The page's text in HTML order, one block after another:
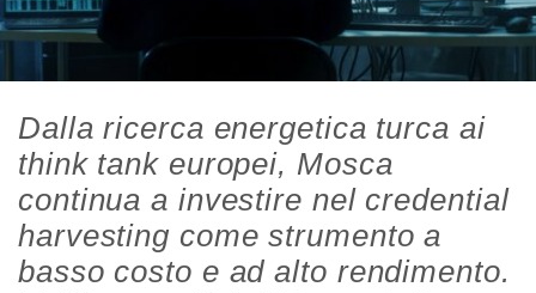
Dalla ricerca energetica turca ai
think tank europei, Mosca
continua a investire nel credential
harvesting come strumento a
basso costo e ad alto rendimento.